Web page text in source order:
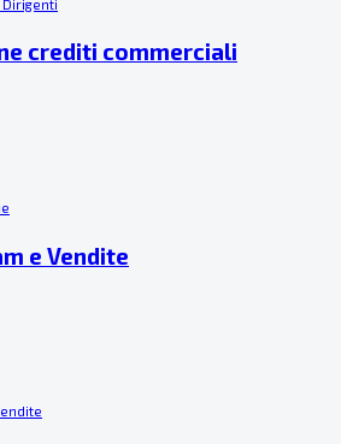
crediti commerciali
e Vendite